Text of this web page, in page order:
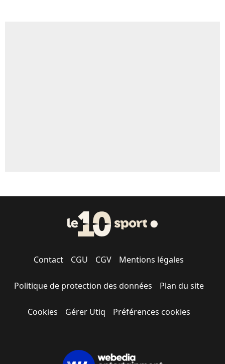
Contact CGU CGV Mentions légales
Politique de protection des données Plan du site
Cookies Gérer Utiq Préférences cookies